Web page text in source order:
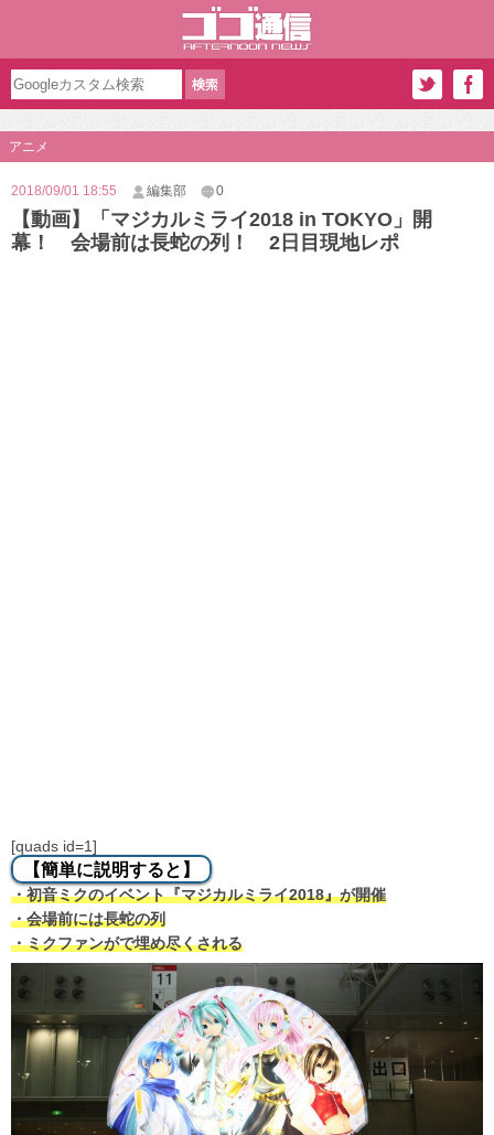
アニメ
2018/09/01 18:55 編集部 0
【動画】「マジカルミライ2018 in TOKYO」開
幕！ 会場前は長蛇の列！ 2日目現地レポ
[quads id=1]
【簡単に説明すると】
・初音ミクのイベント『マジカルミライ2018』が開催
・会場前には長蛇の列
・ミクファンがで埋め尽くされる